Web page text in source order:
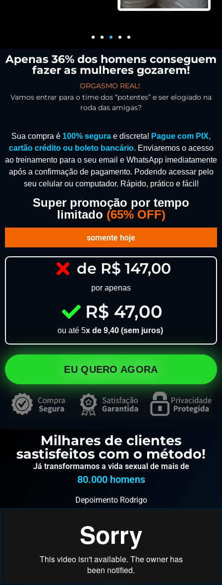
Apenas 36% dos homens conseguem
fazer as mulheres gozarem!
ORGASMO REAL!
Vamos entrar para o time dos “potentes” e ser elogiado na
roda das amigas?
Sua compra é 100% segura e discreta! Pague com PIX,
cartão crédito ou boleto bancário. Enviaremos o acesso
ao treinamento para o seu email e WhatsApp imediatamente
após a confirmação de pagamento. Podendo acessar pelo
seu celular ou computador. Rápido, prático e fácil!
Super promoção por tempo
limitado (65% OFF)
somente hoje
de R$ 147,00
por apenas
R$ 47,00
ou até 5x de 9,40 (sem juros)
EU QUERO AGORA
Milhares de clientes
sastisfeitos com o método!
Já transformamos a vida sexual de mais de
80.000 homens
Depoimento Rodrigo